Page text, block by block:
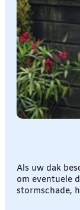
Als uw dak
om eventuele
stormschade,